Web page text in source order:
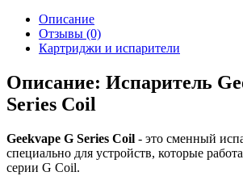
Описание
Отзывы (0)
Картриджи и испарители
Описание: Испаритель
Series Coil
Geekvape G Series Coil - это сменный
специально для устройств, которые
серии G Coil.